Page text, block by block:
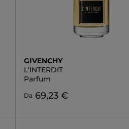
GIVENCHY
L'INTERDIT
Parfum
Da 69,23 €